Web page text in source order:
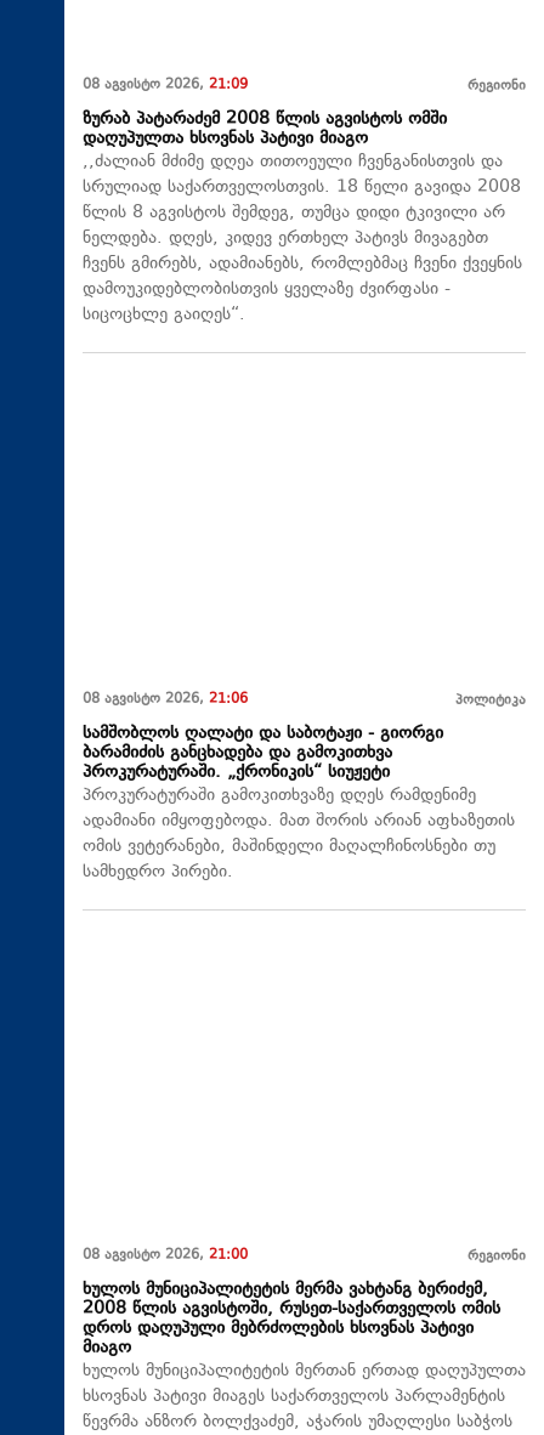
08 აგვისტო 2026, 21:09 რეგიონი
ზურაბ პატარაძემ 2008 წლის აგვისტოს ომში
დაღუპულთა ხსოვნას პატივი მიაგო
,,ძალიან მძიმე დღეა თითოეული ჩვენგანისთვის და
სრულიად საქართველოსთვის. 18 წელი გავიდა 2008
წლის 8 აგვისტოს შემდეგ, თუმცა დიდი ტკივილი არ
ნელდება. დღეს, კიდევ ერთხელ პატივს მივაგებთ
ჩვენს გმირებს, ადამიანებს, რომლებმაც ჩვენი ქვეყნის
დამოუკიდებლობისთვის ყველაზე ძვირფასი -
სიცოცხლე გაიღეს“.
08 აგვისტო 2026, 21:06 პოლიტიკა
სამშობლოს ღალატი და საბოტაჟი - გიორგი
ბარამიძის განცხადება და გამოკითხვა
პროკურატურაში. „ქრონიკის“ სიუჟეტი
პროკურატურაში გამოკითხვაზე დღეს რამდენიმე
ადამიანი იმყოფებოდა. მათ შორის არიან აფხაზეთის
ომის ვეტერანები, მაშინდელი მაღალჩინოსნები თუ
სამხედრო პირები.
08 აგვისტო 2026, 21:00 რეგიონი
ხულოს მუნიციპალიტეტის მერმა ვახტანგ ბერიძემ,
2008 წლის აგვისტოში, რუსეთ-საქართველოს ომის
დროს დაღუპული მებრძოლების ხსოვნას პატივი
მიაგო
ხულოს მუნიციპალიტეტის მერთან ერთად დაღუპულთა
ხსოვნას პატივი მიაგეს საქართველოს პარლამენტის
წევრმა ანზორ ბოლქვაძემ, აჭარის უმაღლესი საბჭოს